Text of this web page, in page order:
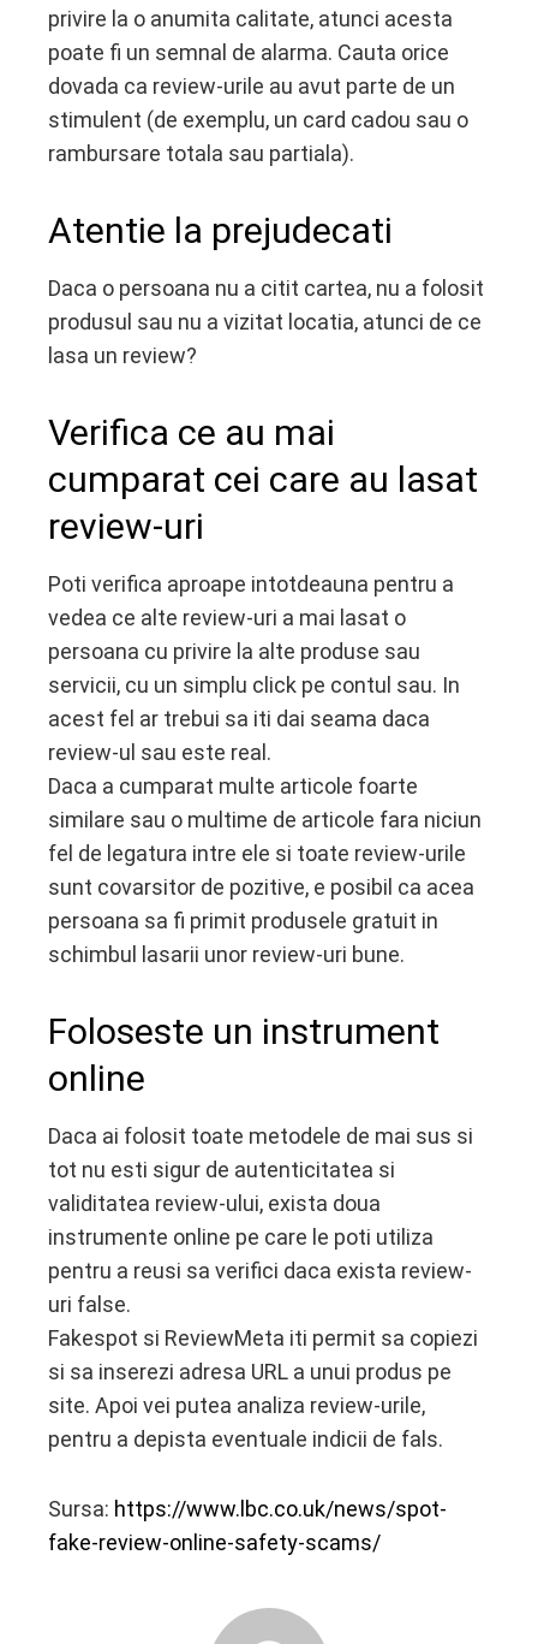
privire la o anumita calitate, atunci acesta
poate fi un semnal de alarma. Cauta orice
dovada ca review-urile au avut parte de un
stimulent (de exemplu, un card cadou sau o
rambursare totala sau partiala).
Atentie la prejudecati
Daca o persoana nu a citit cartea, nu a folosit
produsul sau nu a vizitat locatia, atunci de ce
lasa un review?
Verifica ce au mai
cumparat cei care au lasat
review-uri
Poti verifica aproape intotdeauna pentru a
vedea ce alte review-uri a mai lasat o
persoana cu privire la alte produse sau
servicii, cu un simplu click pe contul sau. In
acest fel ar trebui sa iti dai seama daca
review-ul sau este real.
Daca a cumparat multe articole foarte
similare sau o multime de articole fara niciun
fel de legatura intre ele si toate review-urile
sunt covarsitor de pozitive, e posibil ca acea
persoana sa fi primit produsele gratuit in
schimbul lasarii unor review-uri bune.
Foloseste un instrument
online
Daca ai folosit toate metodele de mai sus si
tot nu esti sigur de autenticitatea si
validitatea review-ului, exista doua
instrumente online pe care le poti utiliza
pentru a reusi sa verifici daca exista review-
uri false.
Fakespot si ReviewMeta iti permit sa copiezi
si sa inserezi adresa URL a unui produs pe
site. Apoi vei putea analiza review-urile,
pentru a depista eventuale indicii de fals.
Sursa: https://www.lbc.co.uk/news/spot-
fake-review-online-safety-scams/